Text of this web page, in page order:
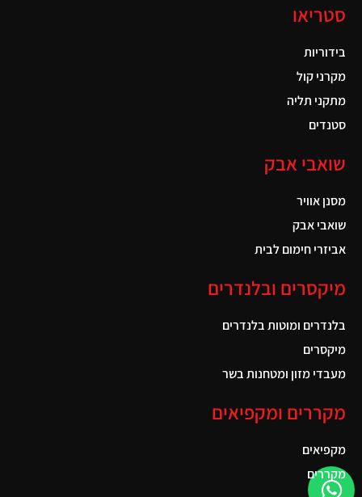
סטריאו
בידוריות
מקרני קול
מתקני תליה
סטנדים
שואבי אבק
מסנן אוויר
שואבי אבק
אביזרי חימום לבית
מיקסרים ובלנדרים
בלנדרים ומוטות בלנדרים
מיקסרים
מעבדי מזון ומטחנות בשר
מקררים ומקפיאים
מקפיאים
מקררים